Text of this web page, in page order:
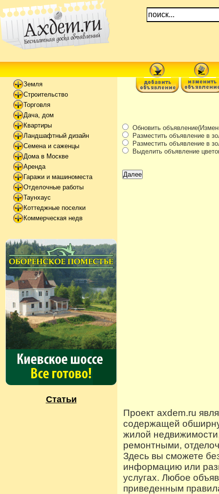
Земля
Строительство
Торговля
Дача, дом
Квартиры
Ландшафтный дизайн
Семена и саженцы
Дома в Москве
Аренда
Гаражи и машиноместа
Отделочные работы
Таунхаус
Коттеджные поселки
Коммерческая недв
Статьи
Обновить
Разместить объявление в
Разместить объявление в
Выделить объявление
Проект axdem.ru
содержащей
жилой
ремонтными,
Здесь вы сможете
информацию или
услугах. Любое
приведенным